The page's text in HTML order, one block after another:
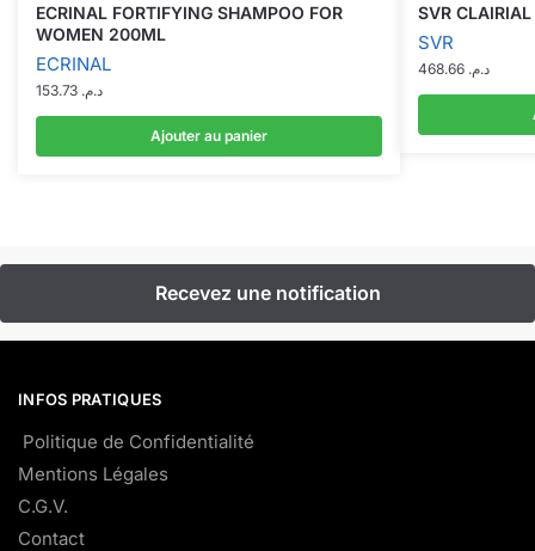
ECRINAL FORTIFYING SHAMPOO FOR
WOMEN 200ML
ECRINAL
د.م.
Ajouter au panier
SVR
SVR
د.م.
INFOS PRATIQUES
Politique de Confidentialité
Mentions Légales
C.G.V.
Contact